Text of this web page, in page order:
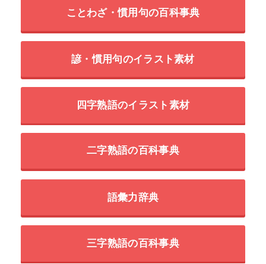
ことわざ・慣用句の百科事典
諺・慣用句のイラスト素材
四字熟語のイラスト素材
二字熟語の百科事典
語彙力辞典
三字熟語の百科事典